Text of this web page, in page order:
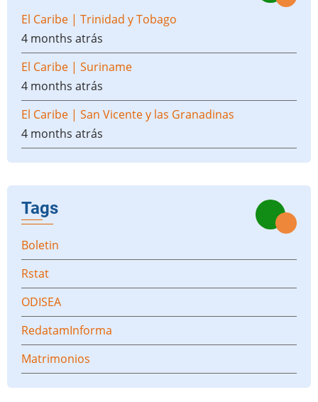
El Caribe | Trinidad y Tobago
4 months atrás
El Caribe | Suriname
4 months atrás
El Caribe | San Vicente y las Granadinas
4 months atrás
Tags
Boletin
Rstat
ODISEA
RedatamInforma
Matrimonios